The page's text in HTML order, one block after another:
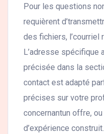
Pour les questions
requièrent
des fichiers, l’courriel
L’adresse spécifique
précisée dans la
contact est adapté
précises sur votre
concernantun offre,
d’expérience